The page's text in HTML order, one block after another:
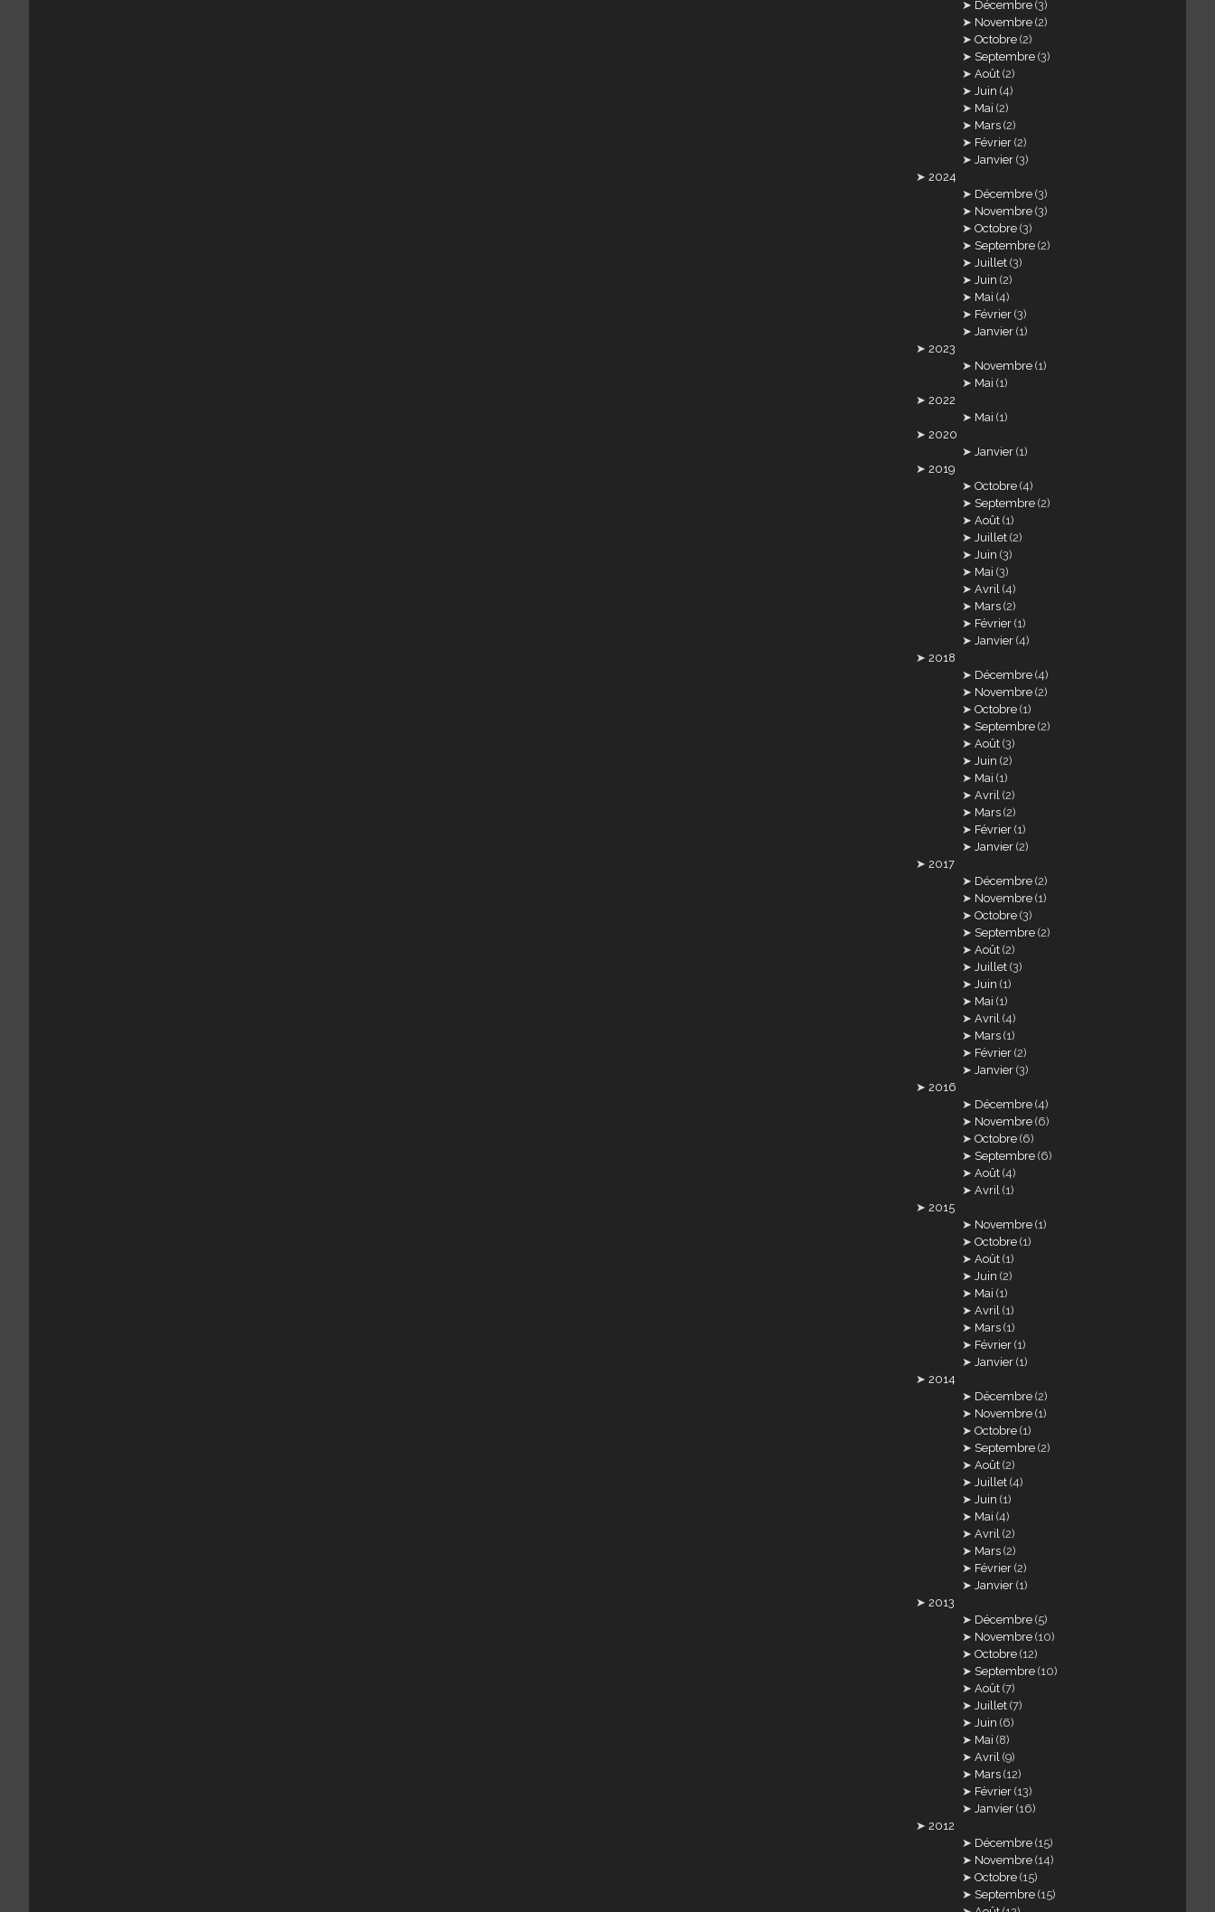
Décembre (3)
Novembre (2)
Octobre (2)
Septembre (3)
Août (2)
Juin (4)
Mai (2)
Mars (2)
Février (2)
Janvier (3)
2024
Décembre (3)
Novembre (3)
Octobre (3)
Septembre (2)
Juillet (3)
Juin (2)
Mai (4)
Février (3)
Janvier (1)
2023
Novembre (1)
Mai (1)
2022
Mai (1)
2020
Janvier (1)
2019
Octobre (4)
Septembre (2)
Août (1)
Juillet (2)
Juin (3)
Mai (3)
Avril (4)
Mars (2)
Février (1)
Janvier (4)
2018
Décembre (4)
Novembre (2)
Octobre (1)
Septembre (2)
Août (3)
Juin (2)
Mai (1)
Avril (2)
Mars (2)
Février (1)
Janvier (2)
2017
Décembre (2)
Novembre (1)
Octobre (3)
Septembre (2)
Août (2)
Juillet (3)
Juin (1)
Mai (1)
Avril (4)
Mars (1)
Février (2)
Janvier (3)
2016
Décembre (4)
Novembre (6)
Octobre (6)
Septembre (6)
Août (4)
Avril (1)
2015
Novembre (1)
Octobre (1)
Août (1)
Juin (2)
Mai (1)
Avril (1)
Mars (1)
Février (1)
Janvier (1)
2014
Décembre (2)
Novembre (1)
Octobre (1)
Septembre (2)
Août (2)
Juillet (4)
Juin (1)
Mai (4)
Avril (2)
Mars (2)
Février (2)
Janvier (1)
2013
Décembre (5)
Novembre (10)
Octobre (12)
Septembre (10)
Août (7)
Juillet (7)
Juin (6)
Mai (8)
Avril (9)
Mars (12)
Février (13)
Janvier (16)
2012
Décembre (15)
Novembre (14)
Octobre (15)
Septembre (15)